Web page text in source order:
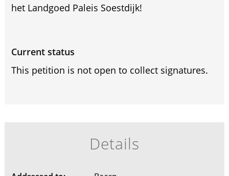
het Landgoed Paleis Soestdijk!
Current status
This petition is not open to collect signatures.
Details